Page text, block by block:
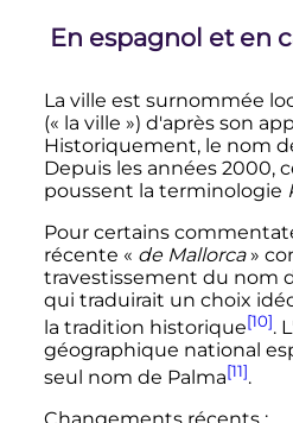
En espagnol et en
La ville est surnommée
(« la ville ») d'après son
Historiquement, le nom
Depuis les années 2000,
poussent la terminologie
Pour certains
récente « de Mallorca »
travestissement du nom
qui traduirait un choix
la tradition historique[10].
géographique national
seul nom de Palma[11].